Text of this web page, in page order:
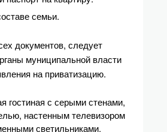
семьи.
документов, следует
муниципальной власти
на приватизацию.